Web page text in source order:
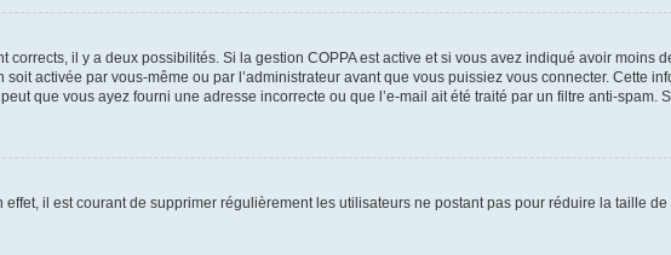
corrects, il y a deux possibilités. Si la gestion COPPA est active et si vous avez indiqué avoir moins
activée par vous-même ou par l’administrateur avant que vous puissiez vous connecter. Cette
que vous ayez fourni une adresse incorrecte ou que l’e-mail ait été traité par un filtre anti-spam.
il est courant de supprimer régulièrement les utilisateurs ne postant pas pour réduire la taille